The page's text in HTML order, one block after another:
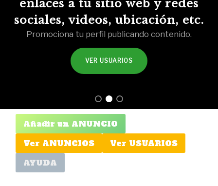
enlaces a tu sitio web y redes
sociales, videos, ubicación, etc.
Promociona tu perfil publicando contenido.
VER USUARIOS
Añadir un ANUNCIO
Ver ANUNCIOS
Ver USUARIOS
AYUDA